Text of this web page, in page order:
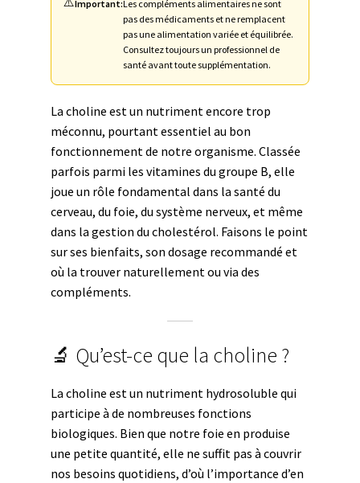
Important:Les compléments alimentaires ne sont
pas des médicaments et ne remplacent
pas une alimentation variée et équilibrée.
Consultez toujours un professionnel de
santé avant toute supplémentation.
La choline est un nutriment encore trop
méconnu, pourtant essentiel au bon
fonctionnement de notre organisme. Classée
parfois parmi les vitamines du groupe B, elle
joue un rôle fondamental dans la santé du
cerveau, du foie, du système nerveux, et même
dans la gestion du cholestérol. Faisons le point
sur ses bienfaits, son dosage recommandé et
où la trouver naturellement ou via des
compléments.
🔬 Qu’est-ce que la choline ?
La choline est un nutriment hydrosoluble qui
participe à de nombreuses fonctions
biologiques. Bien que notre foie en produise
une petite quantité, elle ne suffit pas à couvrir
nos besoins quotidiens, d’où l’importance d’en